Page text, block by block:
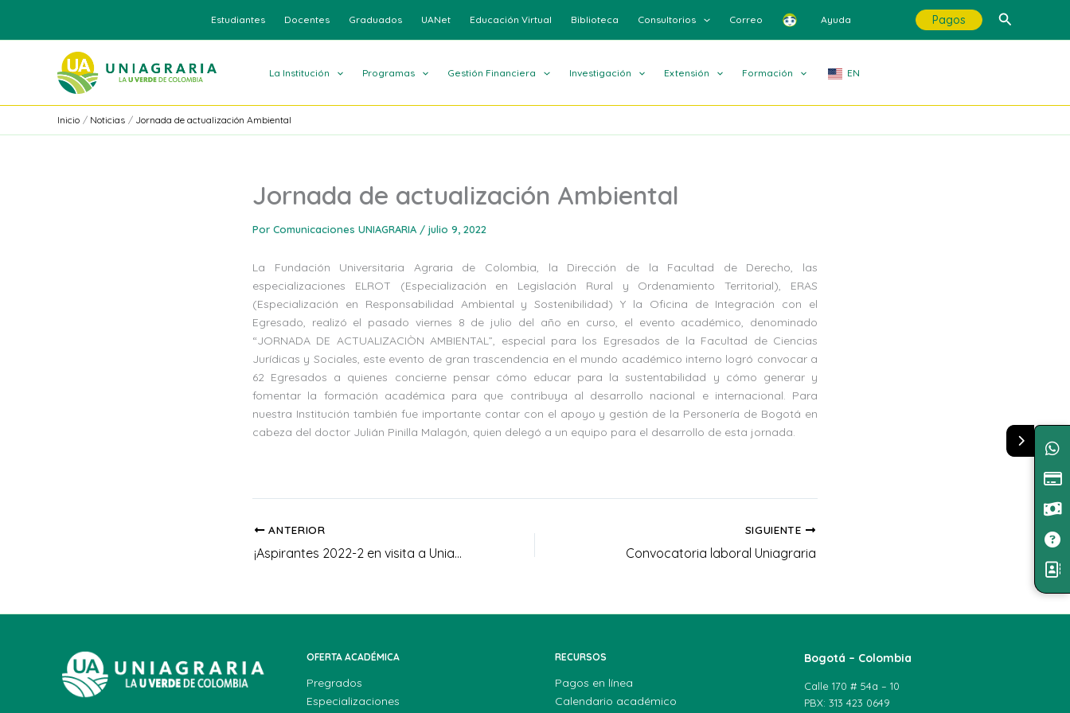
contenido
Estudiantes Docentes Graduados UANet Educación Virtual Biblioteca Consultorios Correo Ayuda Pagos Buscar
La Institución Programas Gestión Financiera Investigación Extensión Formación EN
Inicio Noticias Jornada de actualización Ambiental
Jornada de actualización Ambiental
Por Comunicaciones UNIAGRARIA / julio 9, 2022
La Fundación Universitaria Agraria de Colombia, la Dirección de la Facultad de Derecho, las
especializaciones ELROT (Especialización en Legislación Rural y Ordenamiento Territorial), ERAS
(Especialización en Responsabilidad Ambiental y Sostenibilidad) Y la Oficina de Integración con el
Egresado, realizó el pasado viernes 8 de julio del año en curso, el evento académico, denominado
“JORNADA DE ACTUALIZACIÒN AMBIENTAL”, especial para los Egresados de la Facultad de Ciencias
Jurídicas y Sociales, este evento de gran trascendencia en el mundo académico interno logró convocar a
62 Egresados a quienes concierne pensar cómo educar para la sustentabilidad y cómo generar y
fomentar la formación académica para que contribuya al desarrollo nacional e internacional. Para
nuestra Institución también fue importante contar con el apoyo y gestión de la Personería de Bogotá en
cabeza del doctor Julián Pinilla Malagón, quien delegó a un equipo para el desarrollo de esta jornada.
ANTERIOR
¡Aspirantes 2022-2 en visita a Uniagraria Tenjo!
SIGUIENTE
Convocatoria laboral Uniagraria
OFERTA ACADÉMICA
Pregrados
Especializaciones
RECURSOS
Pagos en línea
Calendario académico
Bogotá – Colombia
Calle 170 # 54a – 10
PBX: 313 423 0649